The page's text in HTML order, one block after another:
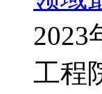
2023
工程